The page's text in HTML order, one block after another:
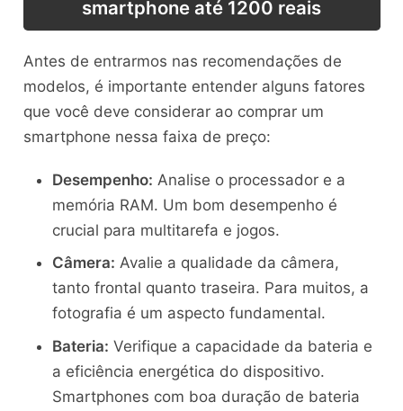
smartphone até 1200 reais
Antes de entrarmos nas recomendações de
modelos, é importante entender alguns fatores
que você deve considerar ao comprar um
smartphone nessa faixa de preço:
Desempenho: Analise o processador e a
memória RAM. Um bom desempenho é
crucial para multitarefa e jogos.
Câmera: Avalie a qualidade da câmera,
tanto frontal quanto traseira. Para muitos, a
fotografia é um aspecto fundamental.
Bateria: Verifique a capacidade da bateria e
a eficiência energética do dispositivo.
Smartphones com boa duração de bateria